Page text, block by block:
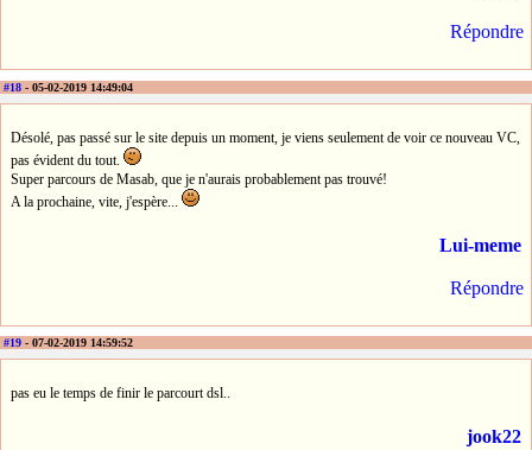
Répondre
#18 - 05-02-2019 14:49:04
Désolé, pas passé sur le site depuis un moment, je viens seulement de voir ce nouveau VC,
pas évident du tout.
Super parcours de Masab, que je n'aurais probablement pas trouvé!
A la prochaine, vite, j'espère...
Lui-meme
Répondre
#19 - 07-02-2019 14:59:52
pas eu le temps de finir le parcourt dsl..
jook22